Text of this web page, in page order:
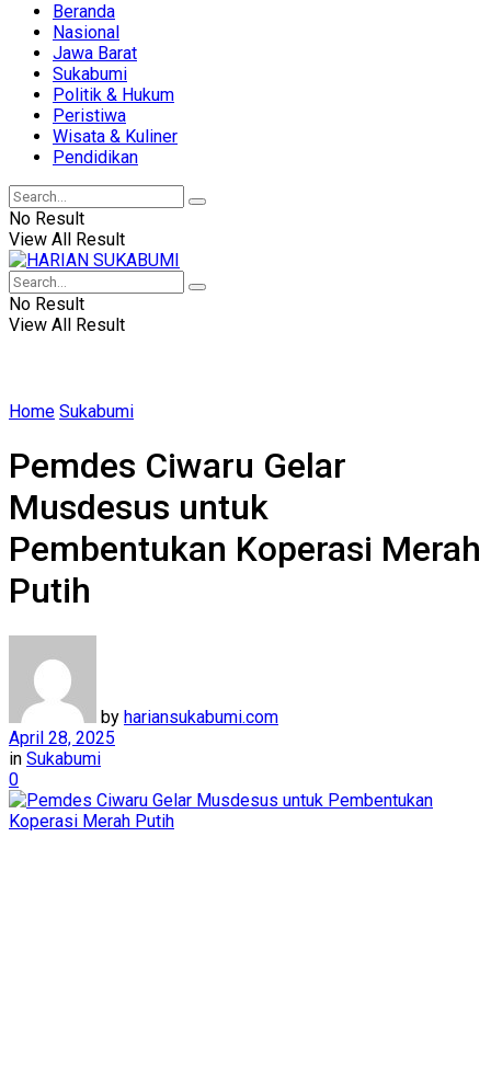
Beranda
Nasional
Jawa Barat
Sukabumi
Politik & Hukum
Peristiwa
Wisata & Kuliner
Pendidikan
No Result
View All Result
No Result
View All Result
Home Sukabumi
Pemdes Ciwaru Gelar
Musdesus untuk
Pembentukan Koperasi Merah
Putih
by hariansukabumi.com
April 28, 2025
in Sukabumi
0